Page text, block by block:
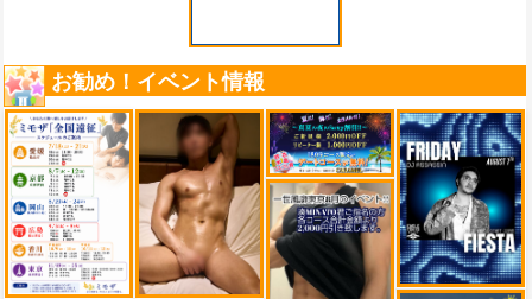
お勧め！イベント情報